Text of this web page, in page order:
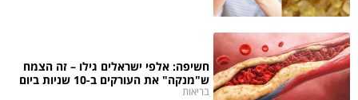
חשיפה: אלפי ישראלים גילו – זה הצמח
ש"מנקה" את העורקים ב-10 שניות ביום
בריאות